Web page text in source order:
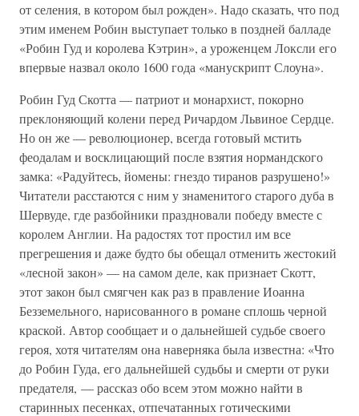
от селения, в котором был рожден». Надо сказать, что под
этим именем Робин выступает только в поздней балладе
«Робин Гуд и королева Кэтрин», а уроженцем Локсли его
впервые назвал около 1600 года «манускрипт Слоуна».
Робин Гуд Скотта — патриот и монархист, покорно
преклоняющий колени перед Ричардом Львиное Сердце.
Но он же — революционер, всегда готовый мстить
феодалам и восклицающий после взятия нормандского
замка: «Радуйтесь, йомены: гнездо тиранов разрушено!»
Читатели расстаются с ним у знаменитого старого дуба в
Шервуде, где разбойники праздновали победу вместе с
королем Англии. На радостях тот простил им все
прегрешения и даже будто бы обещал отменить жестокий
«лесной закон» — на самом деле, как признает Скотт,
этот закон был смягчен как раз в правление Иоанна
Безземельного, нарисованного в романе сплошь черной
краской. Автор сообщает и о дальнейшей судьбе своего
героя, хотя читателям она наверняка была известна: «Что
до Робин Гуда, его дальнейшей судьбы и смерти от руки
предателя, — рассказ обо всем этом можно найти в
старинных песенках, отпечатанных готическими